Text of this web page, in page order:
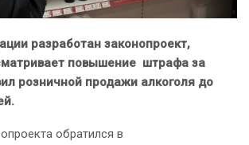
разработан законопроект,
повышение штрафа за
розничной продажи алкоголя до
обратился в